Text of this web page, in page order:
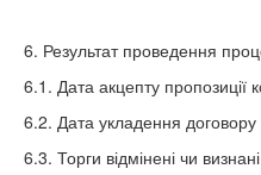
6. Результат проведення
6.1. Дата акцепту пропозиції
6.2. Дата укладення договору
6.3. Торги відмінені чи